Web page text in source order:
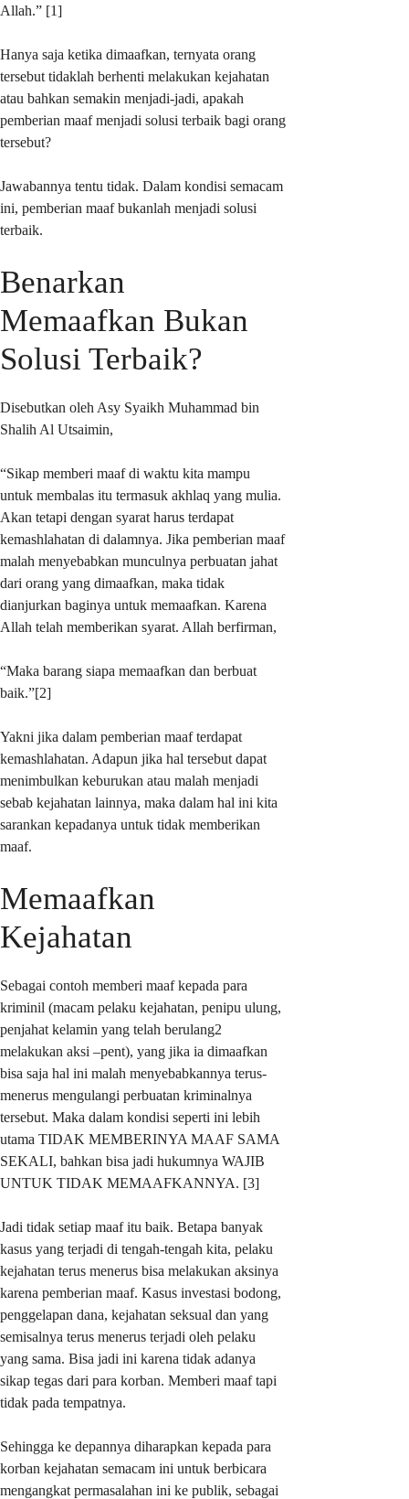
Allah.” [1]
Hanya saja ketika dimaafkan, ternyata orang
tersebut tidaklah berhenti melakukan kejahatan
atau bahkan semakin menjadi-jadi, apakah
pemberian maaf menjadi solusi terbaik bagi orang
tersebut?
Jawabannya tentu tidak. Dalam kondisi semacam
ini, pemberian maaf bukanlah menjadi solusi
terbaik.
Benarkan
Memaafkan Bukan
Solusi Terbaik?
Disebutkan oleh Asy Syaikh Muhammad bin
Shalih Al Utsaimin,
“Sikap memberi maaf di waktu kita mampu
untuk membalas itu termasuk akhlaq yang mulia.
Akan tetapi dengan syarat harus terdapat
kemashlahatan di dalamnya. Jika pemberian maaf
malah menyebabkan munculnya perbuatan jahat
dari orang yang dimaafkan, maka tidak
dianjurkan baginya untuk memaafkan. Karena
Allah telah memberikan syarat. Allah berfirman,
“Maka barang siapa memaafkan dan berbuat
baik.”[2]
Yakni jika dalam pemberian maaf terdapat
kemashlahatan. Adapun jika hal tersebut dapat
menimbulkan keburukan atau malah menjadi
sebab kejahatan lainnya, maka dalam hal ini kita
sarankan kepadanya untuk tidak memberikan
maaf.
Memaafkan
Kejahatan
Sebagai contoh memberi maaf kepada para
kriminil (macam pelaku kejahatan, penipu ulung,
penjahat kelamin yang telah berulang2
melakukan aksi –pent), yang jika ia dimaafkan
bisa saja hal ini malah menyebabkannya terus-
menerus mengulangi perbuatan kriminalnya
tersebut. Maka dalam kondisi seperti ini lebih
utama TIDAK MEMBERINYA MAAF SAMA
SEKALI, bahkan bisa jadi hukumnya WAJIB
UNTUK TIDAK MEMAAFKANNYA. [3]
Jadi tidak setiap maaf itu baik. Betapa banyak
kasus yang terjadi di tengah-tengah kita, pelaku
kejahatan terus menerus bisa melakukan aksinya
karena pemberian maaf. Kasus investasi bodong,
penggelapan dana, kejahatan seksual dan yang
semisalnya terus menerus terjadi oleh pelaku
yang sama. Bisa jadi ini karena tidak adanya
sikap tegas dari para korban. Memberi maaf tapi
tidak pada tempatnya.
Sehingga ke depannya diharapkan kepada para
korban kejahatan semacam ini untuk berbicara
mengangkat permasalahan ini ke publik, sebagai